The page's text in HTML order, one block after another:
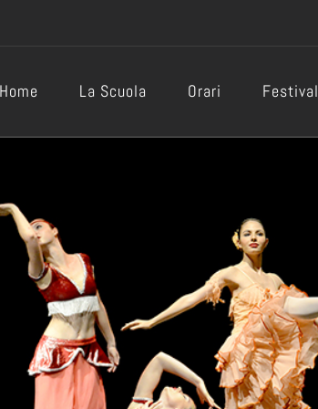
Home La Scuola Orari Festival